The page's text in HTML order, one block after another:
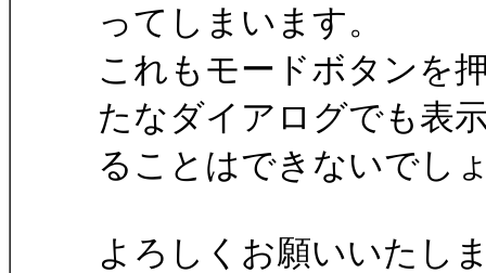
ってしまいます。
これもモードボタンを
たなダイアログでも表
ることはできないでし
よろしくお願いいたし